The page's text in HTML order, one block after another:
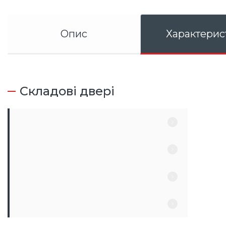
Опис
Складові двері